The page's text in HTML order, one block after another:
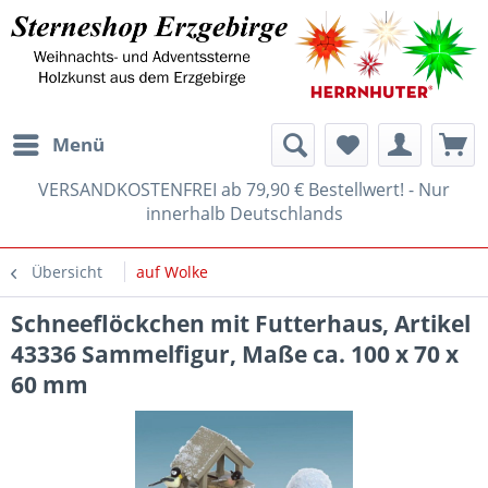
Menü
VERSANDKOSTENFREI ab 79,90 € Bestellwert! - Nur
innerhalb Deutschlands
Übersicht auf Wolke
Schneeflöckchen mit Futterhaus, Artikel
43336 Sammelfigur, Maße ca. 100 x 70 x
60 mm